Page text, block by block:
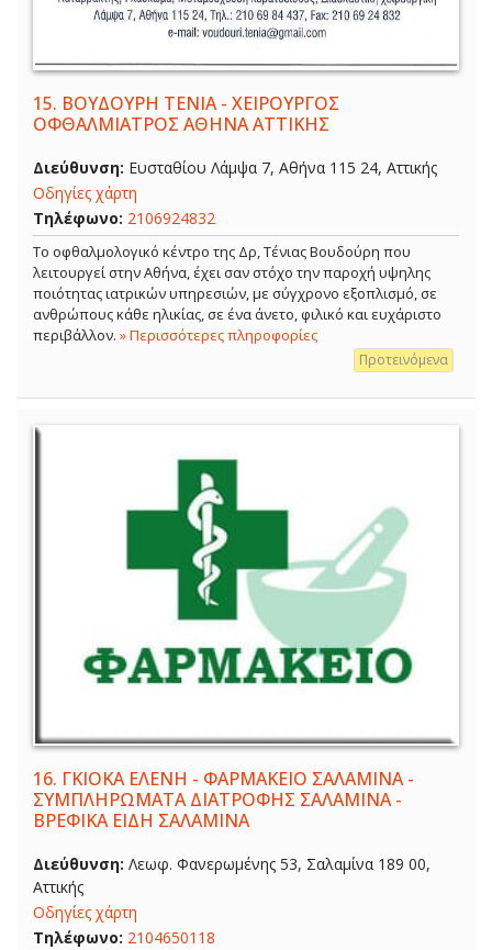
15. ΒΟΥΔΟΥΡΗ ΤΕΝΙΑ - ΧΕΙΡΟΥΡΓΟΣ
ΟΦΘΑΛΜΙΑΤΡΟΣ ΑΘΗΝΑ ΑΤΤΙΚΗΣ
Διεύθυνση: Ευσταθίου Λάμψα 7, Αθήνα 115 24, Αττικής
Οδηγίες χάρτη
Τηλέφωνο: 2106924832
Το οφθαλμολογικό κέντρο της Δρ, Τένιας Βουδούρη που
λειτουργεί στην Αθήνα, έχει σαν στόχο την παροχή υψηλης
ποιότητας ιατρικών υπηρεσιών, με σύγχρονο εξοπλισμό, σε
ανθρώπους κάθε ηλικίας, σε ένα άνετο, φιλικό και ευχάριστο
περιβάλλον. » Περισσότερες πληροφορίες
Προτεινόμενα
16. ΓΚΙΟΚΑ ΕΛΕΝΗ - ΦΑΡΜΑΚΕΙΟ ΣΑΛΑΜΙΝΑ -
ΣΥΜΠΛΗΡΩΜΑΤΑ ΔΙΑΤΡΟΦΗΣ ΣΑΛΑΜΙΝΑ -
ΒΡΕΦΙΚΑ ΕΙΔΗ ΣΑΛΑΜΙΝΑ
Διεύθυνση: Λεωφ. Φανερωμένης 53, Σαλαμίνα 189 00,
Αττικής
Οδηγίες χάρτη
Τηλέφωνο: 2104650118